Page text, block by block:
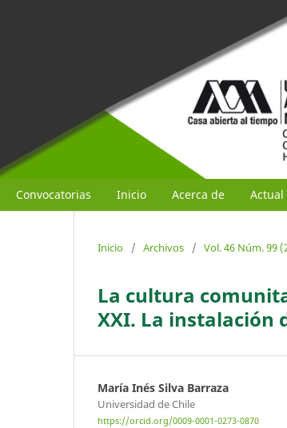
Convocatorias Inicio Acerca de Actual
Inicio / Archivos / Vol. 46 Núm. 99
La cultura
XXI. La instalación
María Inés Silva Barraza
Universidad de Chile
https://orcid.org/0009-0001-0273-0870